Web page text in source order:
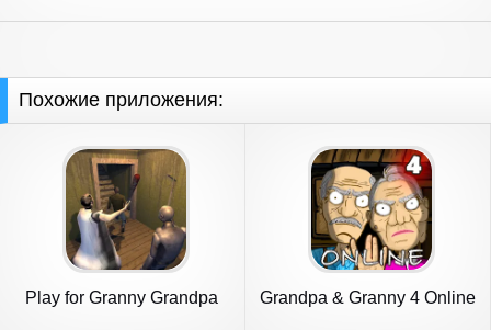
Похожие приложения:
Play for Granny Grandpa
Grandpa & Granny 4 Online